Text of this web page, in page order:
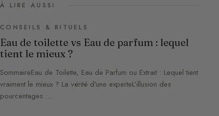
À LIRE AUSSI
CONSEILS & RITUELS
Eau de toilette vs Eau de parfum : lequel
tient le mieux ?
SommaireEau de Toilette, Eau de Parfum ou Extrait : Lequel tient
vraiment le mieux ? La vérité d’une experteL’illusion des
pourcentages :…